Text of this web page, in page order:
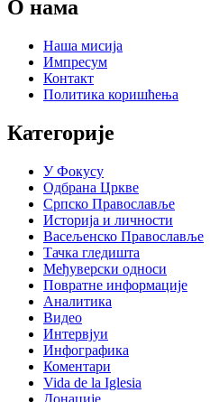
О нама
Наша мисија
Импресум
Контакт
Политика коришћења
Категорије
У Фокусу
Одбрана Цркве
Српско Православље
Историја и личности
Васељенско Православље
Тачка гледишта
Међуверски односи
Повратне информације
Аналитика
Видео
Интервјуи
Инфографика
Коментари
Vida de la Iglesia
Донације